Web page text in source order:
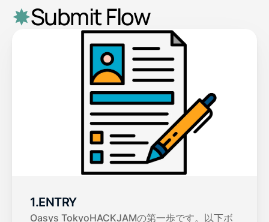
✸Submit Flow
1.ENTRY
Oasys TokyoHACKJAMの第一歩です。以下ボ